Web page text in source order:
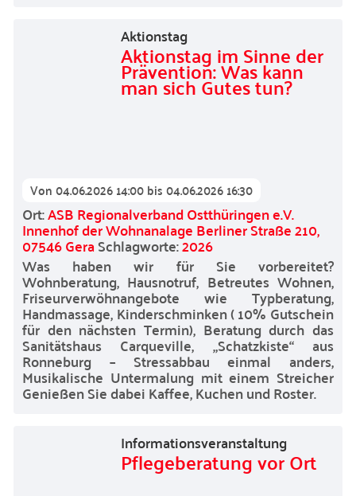
Aktionstag
Aktionstag im Sinne der
Prävention: Was kann
man sich Gutes tun?
Von04.06.2026 14:00bis04.06.2026 16:30
Ort:ASB Regionalverband Ostthüringen e.V.
Innenhof der Wohnanalage Berliner Straße 210,
07546 GeraSchlagworte:2026
Was haben wir für Sie vorbereitet?
Wohnberatung, Hausnotruf, Betreutes Wohnen,
Friseurverwöhnangebote wie Typberatung,
Handmassage, Kinderschminken ( 10% Gutschein
für den nächsten Termin), Beratung durch das
Sanitätshaus Carqueville, „Schatzkiste“ aus
Ronneburg – Stressabbau einmal anders,
Musikalische Untermalung mit einem Streicher
Genießen Sie dabei Kaffee, Kuchen und Roster.
Informationsveranstaltung
Pflegeberatung vor Ort